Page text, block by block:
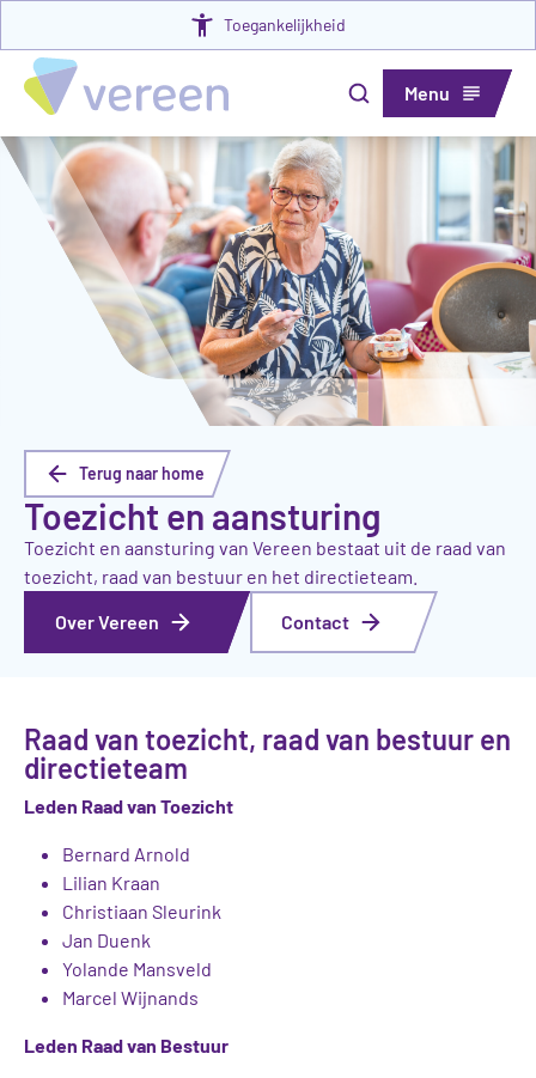
Toegankelijkheid
Menu
Terug naar home
Toezicht en aansturing
Toezicht en aansturing van Vereen bestaat uit de raad van
toezicht, raad van bestuur en het directieteam.
Over Vereen
Contact
Raad van toezicht, raad van bestuur en
directieteam
Leden Raad van Toezicht
Bernard Arnold
Lilian Kraan
Christiaan Sleurink
Jan Duenk
Yolande Mansveld
Marcel Wijnands
Leden Raad van Bestuur